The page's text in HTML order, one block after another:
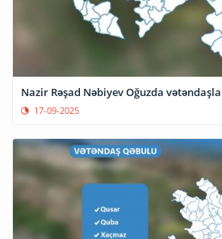
Nazir Rəşad Nəbiyev Oğuzda
17-09-2025